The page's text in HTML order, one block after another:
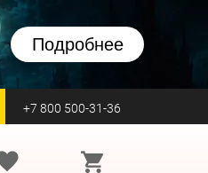
Подробнее
+7 800 500-31-36